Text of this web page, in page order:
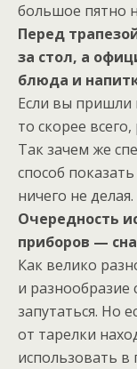
большое пятно
Перед
за стол, а
блюда и
Если вы пришли
то скорее
Так зачем же
способ
ничего не делая.
Очередность
приборов —
Как велико
и разнообразие
запутаться. Но
от тарелки
использовать